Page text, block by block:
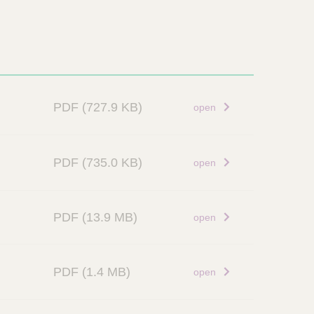
PDF (727.9 KB) open
PDF (735.0 KB) open
PDF (13.9 MB) open
PDF (1.4 MB) open